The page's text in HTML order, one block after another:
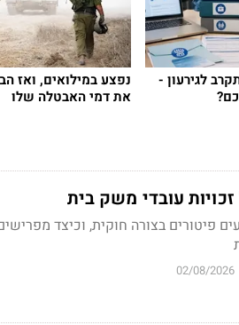
לגירעון -
נפצע במילואים, ואז
את דמי האבטלה שלו
פיטורים בצורה חוקית, וכיצד
02/08/2026